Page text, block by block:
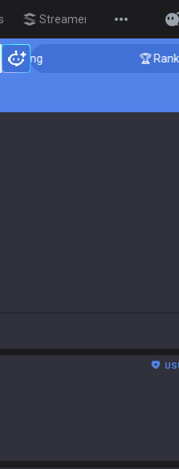
Streamer Overlay
🏆 Rank Up